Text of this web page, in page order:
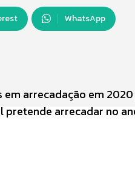
WhatsApp
em arrecadação em
pretende arrecadar no